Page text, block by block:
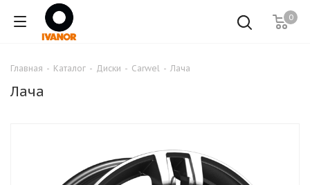
0
Главная - Каталог - Диски - Carwel - Лача
Лача